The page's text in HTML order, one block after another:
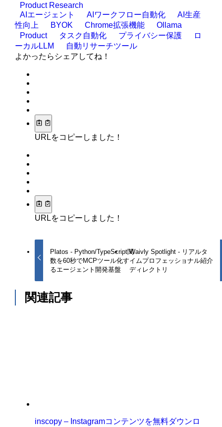
Product Research
AIエージェント
AIワークフロー自動化
AI生産
性向上
BYOK Chrome拡張機能
Ollama
Product
タスク自動化 プライバシー保護
ロ
ーカルLLM
自動リサーチツール
よかったらシェアしてね！
URLをコピーしました！
URLをコピーしました！
Platos - Python/TypeScript関
数を60秒でMCPツール化す
るエージェント開発基盤
Waivly Spotlight - リアルタ
イムプロフェッショナル紹介
ディレクトリ
関連記事
inscopy – Instagramコンテンツを無料ダウンロ